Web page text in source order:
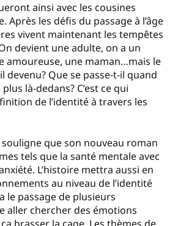
ainsi avec les cousines
Après les défis du passage à l’âge
vivent maintenant les tempêtes
devient une adulte, on a un
amoureuse, une maman…mais le
devenu? Que se passe-t-il quand
là-dedans? C’est ce qui
de l’identité à travers les
que son nouveau roman
tels que la santé mentale avec
L’histoire mettra aussi en
au niveau de l’identité
le passage de plusieurs
aller chercher des émotions